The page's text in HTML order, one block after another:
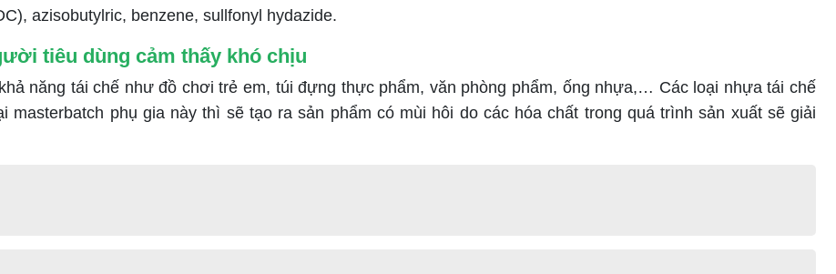
azisobutylric, benzene, sullfonyl hydazide.
tiêu dùng cảm thấy khó chịu
năng tái chế như đồ chơi trẻ em, túi đựng thực phẩm, văn phòng phẩm, ống nhựa,… Các loại nhựa tái chế
masterbatch phụ gia này thì sẽ tạo ra sản phẩm có mùi hôi do các hóa chất trong quá trình sản xuất sẽ giải